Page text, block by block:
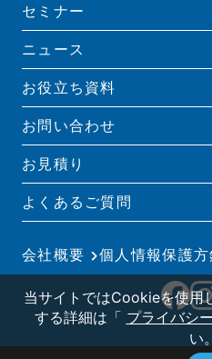
セミナー
ニュース
お役立ち資料
お問い合わせ
お見積り
よくあるご質問
会社概要 個人情報保護方
当サイトではCookieを使用
する詳細は「 プライバシ
い。